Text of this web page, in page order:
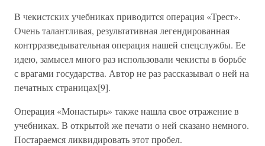
В чекистских учебниках приводится операция «Трест».
Очень талантливая, результативная легендированная
контрразведывательная операция нашей спецслужбы. Ее
идею, замысел много раз использовали чекисты в борьбе
с врагами государства. Автор не раз рассказывал о ней на
печатных страницах[9].
Операция «Монастырь» также нашла свое отражение в
учебниках. В открытой же печати о ней сказано немного.
Постараемся ликвидировать этот пробел.